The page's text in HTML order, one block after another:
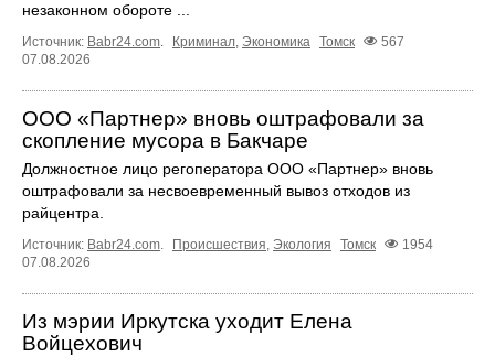
незаконном обороте ...
Источник: Babr24.com. Криминал, Экономика Томск
567
07.08.2026
ООО «Партнер» вновь оштрафовали за
скопление мусора в Бакчаре
Должностное лицо регоператора ООО «Партнер» вновь
оштрафовали за несвоевременный вывоз отходов из
райцентра.
Источник: Babr24.com. Происшествия, Экология Томск
1954
07.08.2026
Из мэрии Иркутска уходит Елена
Войцехович